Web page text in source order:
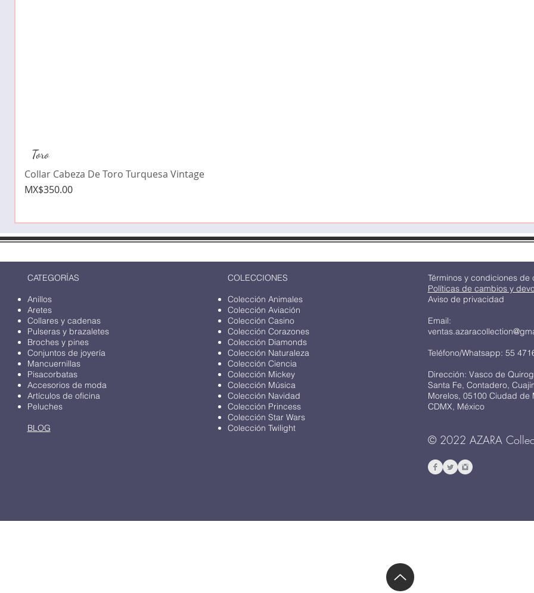
Toro
Collar Cabeza De Toro Turquesa Vintage
Price
MX$350.00
CATEGORÍAS
Anillos
Aretes
Collares y cadenas
Pulseras y brazaletes
Broches y pines
Conjuntos de joyería
Mancuernillas
Pisacorbatas
Accesorios de moda
Artículos de oficina
Peluches
BLOG
COLECCIONES
Colección Animales
Colección Aviación
Colección Casino
Colección Corazones
Colección Diamonds
Colección Naturaleza
Colección Ciencia
Colección Mickey
Colección Música
Colección Navidad
Colección Princess
Colección Star Wars
Colección Twilight
Términos y condiciones de
Políticas de cambios y
Aviso de privacidad
Email:
Teléfono/Whatsapp: 55
Dirección: Vasco de
Santa Fe, Contadero,
Morelos, 05100 Ciudad de
CDMX, México
© 2022 AZARA